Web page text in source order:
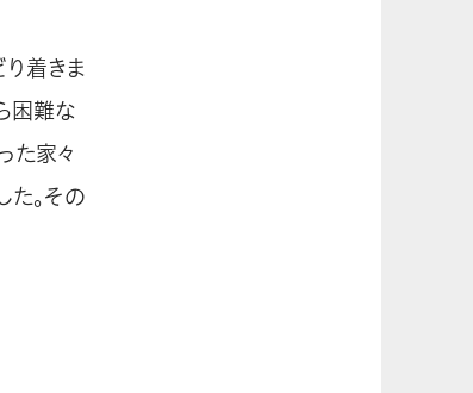
着きま
困難な
た家々
。その